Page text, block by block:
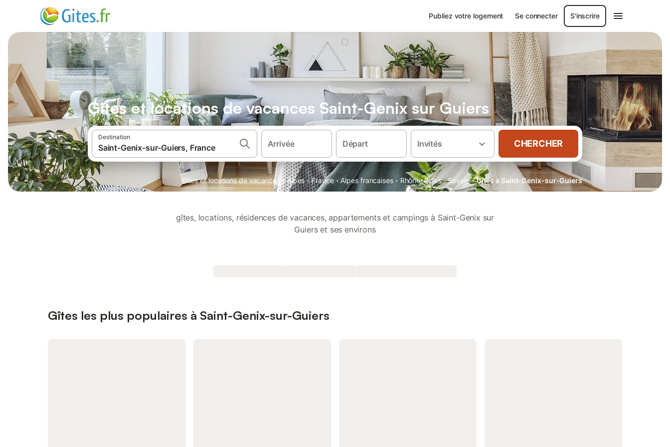
Publiez votre logement Se connecter S'inscrire
Gîtes et locations de vacances Saint-Genix sur Guiers
Destination
Arrivée Départ Invités CHERCHER
Gîtes et locations de vacances · Alpes · France · Alpes francaises · Rhône-Alpes · Savoie · Gîtes à Saint-Genix-sur-Guiers
gîtes, locations, résidences de vacances, appartements et campings à Saint-Genix sur
Guiers et ses environs
Gîtes les plus populaires à Saint-Genix-sur-Guiers